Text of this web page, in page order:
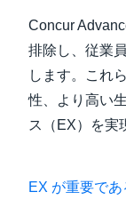
Concur
排除し、従業
します。これ
性、より高い
ス（EX）を実
EX が重要で